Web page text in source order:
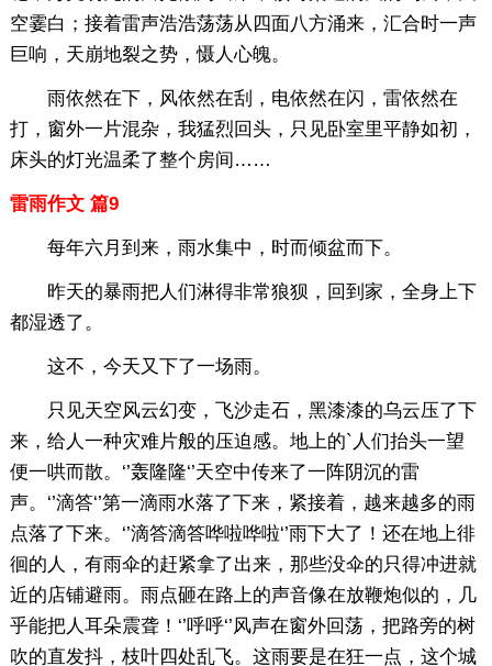
空霎白；接着雷声浩浩荡荡从四面八方涌来，汇合时一声
巨响，天崩地裂之势，慑人心魄。
雨依然在下，风依然在刮，电依然在闪，雷依然在
打，窗外一片混杂，我猛烈回头，只见卧室里平静如初，
床头的灯光温柔了整个房间……
雷雨作文 篇9
每年六月到来，雨水集中，时而倾盆而下。
昨天的暴雨把人们淋得非常狼狈，回到家，全身上下
都湿透了。
这不，今天又下了一场雨。
只见天空风云幻变，飞沙走石，黑漆漆的乌云压了下
来，给人一种灾难片般的压迫感。地上的`人们抬头一望
便一哄而散。‘’轰隆隆‘’天空中传来了一阵阴沉的雷
声。‘’滴答‘’第一滴雨水落了下来，紧接着，越来越多的雨
点落了下来。‘’滴答滴答哗啦哗啦‘’雨下大了！还在地上徘
徊的人，有雨伞的赶紧拿了出来，那些没伞的只得冲进就
近的店铺避雨。雨点砸在路上的声音像在放鞭炮似的，几
乎能把人耳朵震聋！‘’呼呼‘’风声在窗外回荡，把路旁的树
吹的直发抖，枝叶四处乱飞。这雨要是在狂一点，这个城